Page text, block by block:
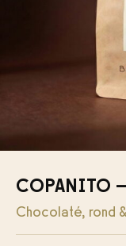
COPANITO
Chocolaté, rond